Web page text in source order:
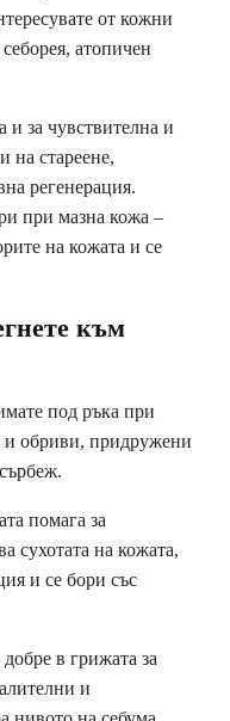
от кожни
атопичен
и за чувствителна и
на стареене,
регенерация.
при мазна кожа –
на кожата и се
към
под ръка при
и обриви, придружени
помага за
сухотата на кожата,
и се бори със
в грижата за
и